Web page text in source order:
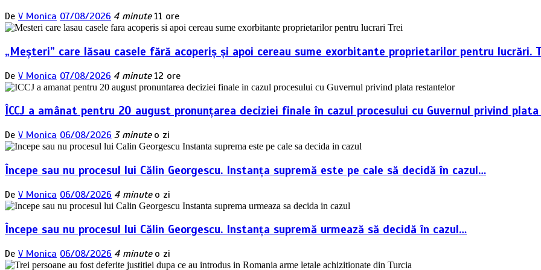
De V Monica 07/08/2026 4 minute 11 ore
„Meșteri” care lăsau casele fără acoperiș și apoi cereau sume exorbitante proprietarilor pentru lucrări.
De V Monica 07/08/2026 4 minute 12 ore
ÎCCJ a amânat pentru 20 august pronunțarea deciziei finale în cazul procesului cu Guvernul privind
De V Monica 06/08/2026 3 minute o zi
Începe sau nu procesul lui Călin Georgescu. Instanța supremă este pe cale să decidă în cazul…
De V Monica 06/08/2026 4 minute o zi
Începe sau nu procesul lui Călin Georgescu. Instanța supremă urmează să decidă în cazul…
De V Monica 06/08/2026 4 minute o zi